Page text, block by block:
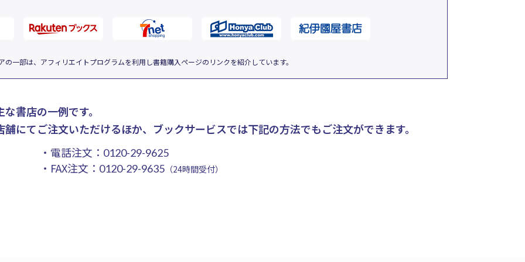
の一部は、アフィリエイトプログラムを利用し書籍購入ページのリンクを紹介しています。
書店の一例です。
にてご注文いただけるほか、ブックサービスでは下記の方法でもご注文ができます。
・電話注文： 0120-29-9625
・FAX注文： 0120-29-9635（24時間受付）